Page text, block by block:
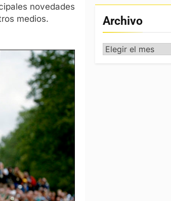
novedades
medios.
Archivo
Archivo